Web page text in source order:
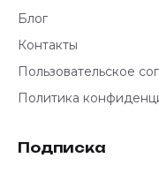
Блог
Контакты
Пользовательское
Политика
Подписка